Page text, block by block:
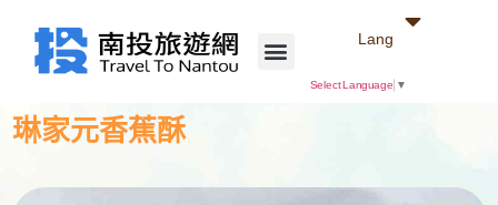
Lang
Select Language ▼
琳家元香蕉酥